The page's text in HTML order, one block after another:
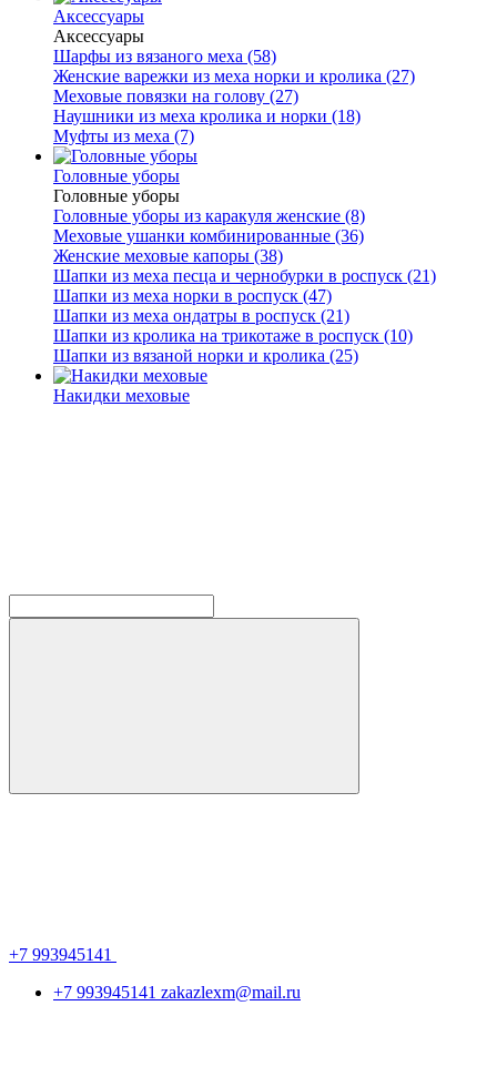
Аксессуары
Аксессуары
Шарфы из вязаного меха (58)
Женские варежки из меха норки и кролика (27)
Меховые повязки на голову (27)
Наушники из меха кролика и норки (18)
Муфты из меха (7)
Головные уборы
Головные уборы
Головные уборы из каракуля женские (8)
Меховые ушанки комбинированные (36)
Женские меховые капоры (38)
Шапки из меха песца и чернобурки в роспуск (21)
Шапки из меха норки в роспуск (47)
Шапки из меха ондатры в роспуск (21)
Шапки из кролика на трикотаже в роспуск (10)
Шапки из вязаной норки и кролика (25)
Накидки меховые
+7 993945141
+7 993945141 zakazlexm@mail.ru